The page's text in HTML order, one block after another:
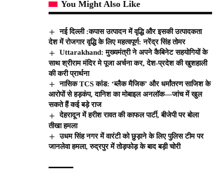
You Might Also Like
नई दिल्ली :कपास उत्पादन में वृद्धि और इसकी उत्पादकता
देश में रोजगार वृद्धि के लिए महत्वपूर्ण: नरेंद्र सिंह तोमर
Uttarakhand: मुख्यमंत्री ने अपने कैबिनेट सहयोगियों के
साथ श्रीराम मंदिर मे पूजा अर्चना कर, देश-प्रदेश की खुशहाली
की करी प्रार्थना
नासिक TCS कांड: ‘ब्लैक मैजिक’ और धर्मांतरण साजिश के
आरोपों से हड़कंप, दानिश का मोबाइल अनलॉक—जांच में खुल
सकते हैं कई बड़े राज
देहरादून में हरीश रावत की काफल पार्टी, बीजेपी पर बोला
तीखा हमला
उधम सिंह नगर में वारंटी को छुड़ाने के लिए पुलिस टीम पर
जानलेवा हमला, रुद्रपुर में तोड़फोड़ के बाद बड़ी चोरी